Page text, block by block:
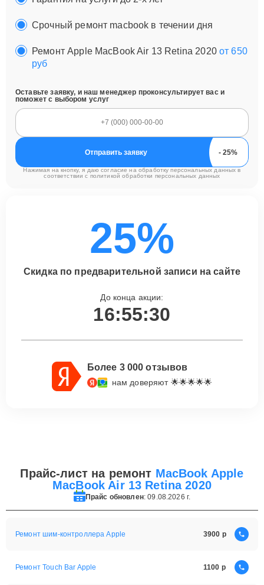
Срочный ремонт macbook в течении дня
Ремонт Apple MacBook Air 13 Retina 2020 от 650
руб
Оставьте заявку, и наш менеджер проконсультирует вас и
поможет с выбором услуг
Отправить заявку
Нажимая на кнопку, я даю согласие на обработку персональных данных в
соответствии с политикой обработки персональных данных
25%
Скидка по предварительной записи на сайте
До конца акции:
16:55:30
Более 3 000 отзывов
нам доверяют 🌟🌟🌟🌟🌟
Прайс-лист на ремонт MacBook Apple
MacBook Air 13 Retina 2020
Прайс обновлен: 09.08.2026 г.
Ремонт шим-контроллера Apple 3900
Ремонт Touch Bar Apple 1100